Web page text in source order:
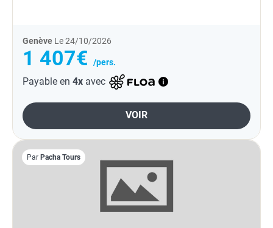
Genève Le 24/10/2026
1 407€ /pers.
Payable en 4x avec
VOIR
Par Pacha Tours